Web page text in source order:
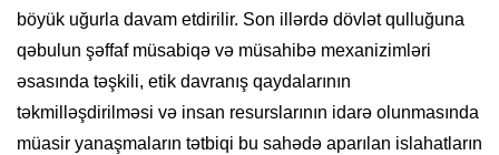
böyük uğurla davam etdirilir. Son illərdə dövlət qulluğuna
qəbulun şəffaf müsabiqə və müsahibə mexanizimləri
əsasında təşkili, etik davranış qaydalarının
təkmilləşdirilməsi və insan resurslarının idarə olunmasında
müasir yanaşmaların tətbiqi bu sahədə aparılan islahatların